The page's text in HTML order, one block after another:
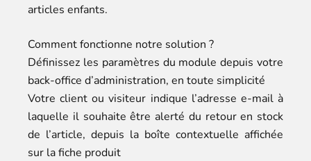
articles enfants.
Comment fonctionne notre solution ?
Définissez les paramètres du module depuis votre
back-office d’administration, en toute simplicité
Votre client ou visiteur indique l’adresse e-mail à
laquelle il souhaite être alerté du retour en stock
de l’article, depuis la boîte contextuelle affichée
sur la fiche produit